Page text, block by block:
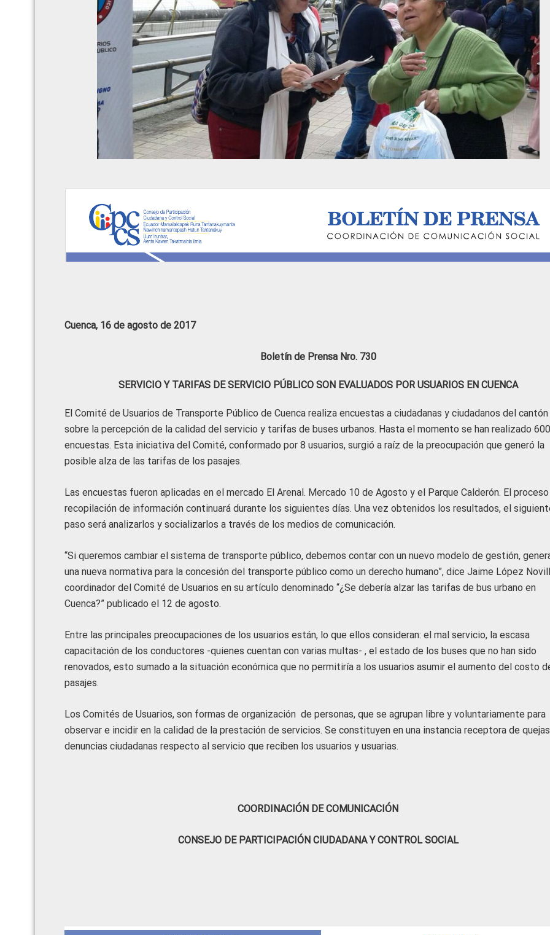
Cuenca, 16 de agosto de 2017
Boletín de Prensa Nro. 730
SERVICIO Y TARIFAS DE SERVICIO PÚBLICO SON EVALUADOS POR USUARIOS EN CUENCA
El Comité de Usuarios de Transporte Público de Cuenca realiza encuestas a ciudadanas y ciudadanos del cantón
sobre la percepción de la calidad del servicio y tarifas de buses urbanos. Hasta el momento se han realizado 600
encuestas. Esta iniciativa del Comité, conformado por 8 usuarios, surgió a raíz de la preocupación que generó la
posible alza de las tarifas de los pasajes.
Las encuestas fueron aplicadas en el mercado El Arenal. Mercado 10 de Agosto y el Parque Calderón. El
recopilación de información continuará durante los siguientes días. Una vez obtenidos los resultados, el
paso será analizarlos y socializarlos a través de los medios de comunicación.
“Si queremos cambiar el sistema de transporte público, debemos contar con un nuevo modelo de gestión,
una nueva normativa para la concesión del transporte público como un derecho humano”, dice Jaime López
coordinador del Comité de Usuarios en su artículo denominado “¿Se debería alzar las tarifas de bus urbano en
Cuenca?” publicado el 12 de agosto.
Entre las principales preocupaciones de los usuarios están, lo que ellos consideran: el mal servicio, la escasa
capacitación de los conductores -quienes cuentan con varias multas- , el estado de los buses que no han sido
renovados, esto sumado a la situación económica que no permitiría a los usuarios asumir el aumento del costo
pasajes.
Los Comités de Usuarios, son formas de organización de personas, que se agrupan libre y voluntariamente para
observar e incidir en la calidad de la prestación de servicios. Se constituyen en una instancia receptora de
denuncias ciudadanas respecto al servicio que reciben los usuarios y usuarias.
COORDINACIÓN DE COMUNICACIÓN
CONSEJO DE PARTICIPACIÓN CIUDADANA Y CONTROL SOCIAL